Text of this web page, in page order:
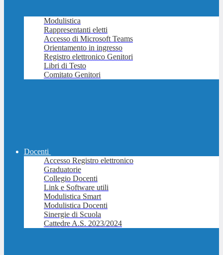
Modulistica
Rappresentanti eletti
Accesso di Microsoft Teams
Orientamento in ingresso
Registro elettronico Genitori
Libri di Testo
Comitato Genitori
Docenti
Accesso Registro elettronico
Graduatorie
Collegio Docenti
Link e Software utili
Modulistica Smart
Modulistica Docenti
Sinergie di Scuola
Cattedre A.S. 2023/2024